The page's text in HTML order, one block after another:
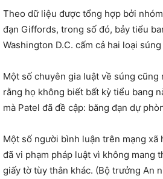
Theo dữ liệu được tổng hợp bởi
đạn Giffords, trong số đó, bảy tiểu
Washington D.C. cấm cả hai loại súng
Một số chuyên gia luật về súng cũng
rằng họ không biết bất kỳ tiểu bang
mà Patel đã đề cập: băng đạn dự
Một số người bình luận trên mạng xã
đã vi phạm pháp luật vì không mang
giấy tờ tùy thân khác. (Bộ trưởng An